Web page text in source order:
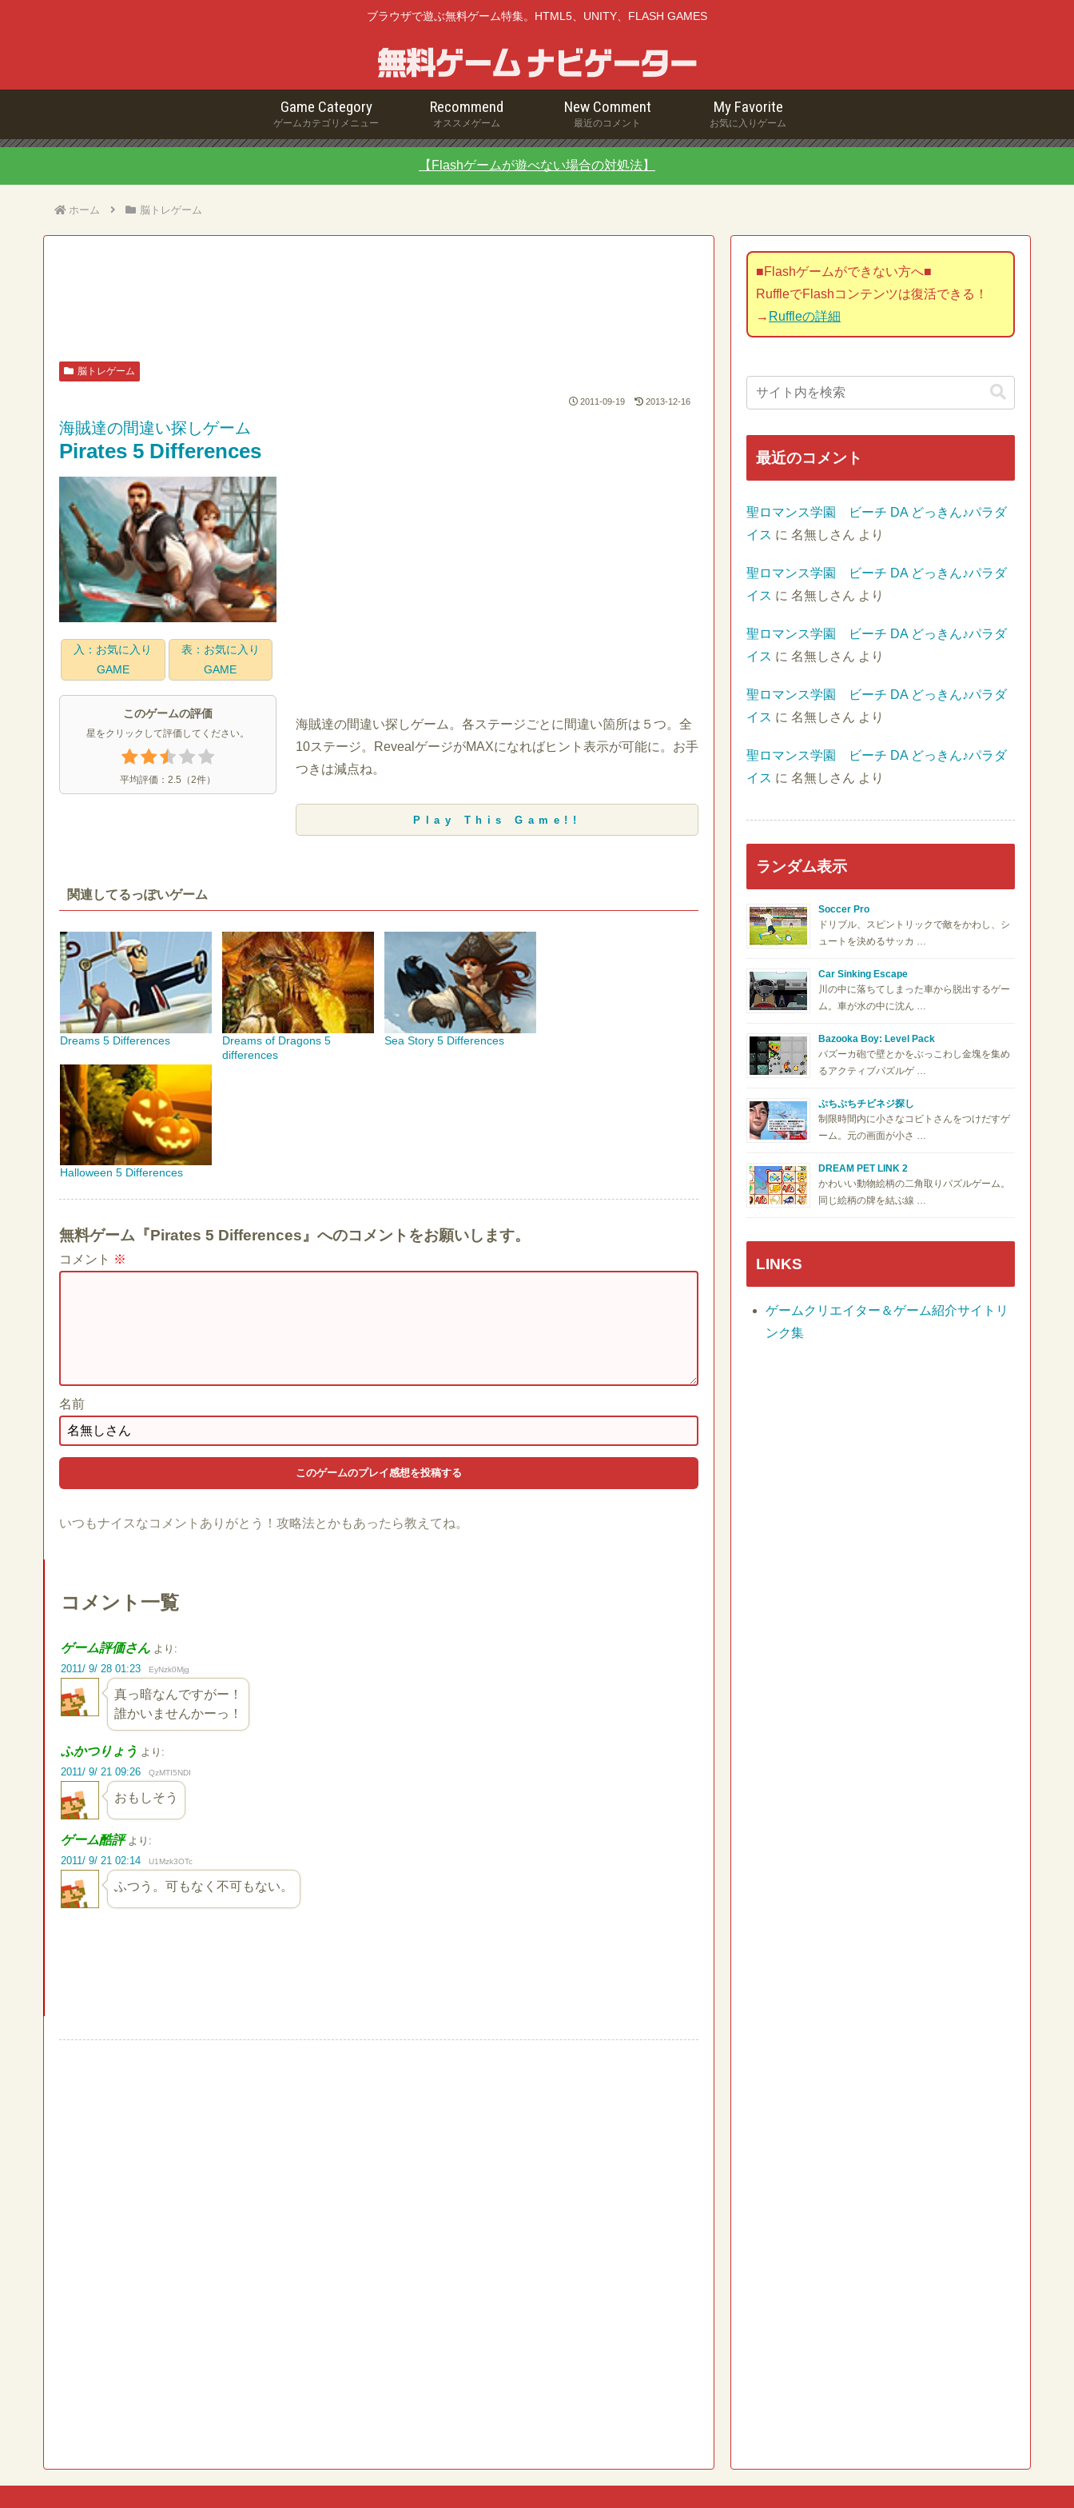
ブラウザで遊ぶ無料ゲーム特集。HTML5、UNITY、FLASH GAMES
Game Category
ゲームカテゴリメニュー
Recommend
オススメゲーム
New Comment
最近のコメント
My Favorite
お気に入りゲーム
【Flashゲームが遊べない場合の対処法】
ホーム 脳トレゲーム
脳トレゲーム
2011-09-19 2013-12-16
海賊達の間違い探しゲーム
Pirates 5 Differences
入：お気に入り
GAME
表：お気に入り
GAME
このゲームの評価
星をクリックして評価してください。
平均評価： 2.5 （2件）
海賊達の間違い探しゲーム。各ステージごとに間違い箇所は５つ。全
10ステージ。RevealゲージがMAXになればヒント表示が可能に。お手
つきは減点ね。
Play This Game!!
関連してるっぽいゲーム
Dreams 5 Differences
Dreams of Dragons 5
differences
Sea Story 5 Differences
Halloween 5 Differences
無料ゲーム『Pirates 5 Differences』へのコメントをお願いします。
コメント ※
名前
いつもナイスなコメントありがとう！攻略法とかもあったら教えてね。
コメント一覧
ゲーム評価さん より:
2011/ 9/ 28 01:23
EyNzk0Mjg
真っ暗なんですがー！
誰かいませんかーっ！
ふかつりょう より:
2011/ 9/ 21 09:26
QzMTI5NDI
おもしそう
ゲーム酷評 より:
2011/ 9/ 21 02:14
U1Mzk3OTc
ふつう。可もなく不可もない。
■Flashゲームができない方へ■
RuffleでFlashコンテンツは復活できる！
→ Ruffleの詳細
最近のコメント
聖ロマンス学園 ビーチ DA どっきん♪パラダ
イス に 名無しさん より
聖ロマンス学園 ビーチ DA どっきん♪パラダ
イス に 名無しさん より
聖ロマンス学園 ビーチ DA どっきん♪パラダ
イス に 名無しさん より
聖ロマンス学園 ビーチ DA どっきん♪パラダ
イス に 名無しさん より
聖ロマンス学園 ビーチ DA どっきん♪パラダ
イス に 名無しさん より
ランダム表示
Soccer Pro
ドリブル、スピントリックで敵をかわし、シ
ュートを決めるサッカ …
Car Sinking Escape
川の中に落ちてしまった車から脱出するゲー
ム。車が水の中に沈ん …
Bazooka Boy: Level Pack
バズーカ砲で壁とかをぶっこわし金塊を集め
るアクティブパズルゲ …
ぷちぷちチビネジ探し
制限時間内に小さなコビトさんをつけだすゲ
ーム。元の画面が小さ …
DREAM PET LINK 2
かわいい動物絵柄の二角取りパズルゲーム。
同じ絵柄の牌を結ぶ線 …
LINKS
ゲームクリエイター＆ゲーム紹介サイトリ
ンク集